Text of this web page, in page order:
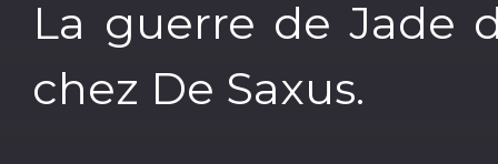
La guerre de Jade
chez De Saxus.